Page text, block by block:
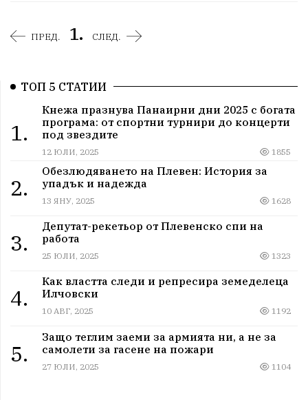
ПРЕД. 1. СЛЕД.
ТОП 5 СТАТИИ
1.
Кнежа празнува Панаирни дни 2025 с богата
програма: от спортни турнири до концерти
под звездите
12 ЮЛИ, 2025 1855
2.
Обезлюдяването на Плевен: История за
упадък и надежда
13 ЯНУ, 2025 1628
3.
Депутат-рекетьор от Плевенско спи на
работа
25 ЮЛИ, 2025 1323
4.
Как властта следи и репресира земеделеца
Илчовски
10 АВГ, 2025 1192
5.
Защо теглим заеми за армията ни, а не за
самолети за гасене на пожари
27 ЮЛИ, 2025 1104